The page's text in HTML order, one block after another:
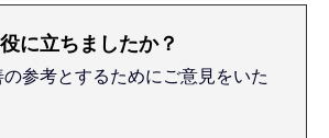
に立ちましたか？
参考とするためにご意見をいた